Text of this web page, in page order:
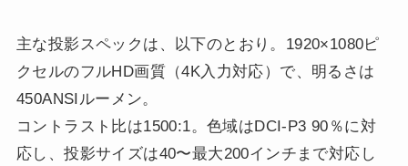
主な投影スペックは、以下のとおり。1920×1080ピ
クセルのフルHD画質（4K入力対応）で、明るさは
450ANSIルーメン。
コントラスト比は1500:1。色域はDCI-P3 90％に対
応し、投影サイズは40〜最大200インチまで対応し